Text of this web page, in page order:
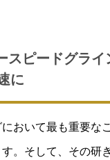
スピードグライ
に
おいて最も重要な
。そして、その研